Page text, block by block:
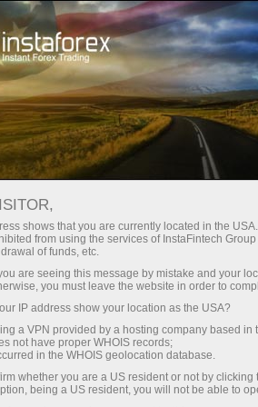
Con InstaForex obtiene
competitivas:
hasta 1:5000, unos de los
spreads y comisiones del
mercado, así como
atractivas para operar con
acciones e índices.
Spreads mínimos
Bono del 30%
en cada depósito
Velocidad
en el trading y en la pista
shows that you are currently located in the
from using the services of InstaFintech
of funds, etc.
are seeing this message by mistake and your
you must leave the website in order to
IP address show your location as the USA?
a VPN provided by a hosting company based in
not have proper WHOIS records;
in the WHOIS geolocation database.
whether you are a US resident or not by
being a US resident, you will not be able to